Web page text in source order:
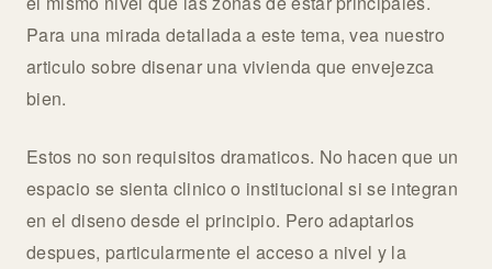
Para una mirada detallada a este tema, vea nuestro
articulo sobre disenar una vivienda que envejezca
bien.
Estos no son requisitos dramaticos. No hacen que un
espacio se sienta clinico o institucional si se integran
en el diseno desde el principio. Pero adaptarlos
despues, particularmente el acceso a nivel y la